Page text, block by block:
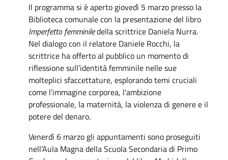
Il programma si è aperto giovedì 5 marzo presso la
Biblioteca comunale con la presentazione del libro
Imperfetto femminiledella scrittrice Daniela Nurra.
Nel dialogo con il relatore Daniele Rocchi, la
scrittrice ha offerto al pubblico un momento di
riflessione sull’identità femminile nelle sue
molteplici sfaccettature, esplorando temi cruciali
come l'immagine corporea, l'ambizione
professionale, la maternità, la violenza di genere e il
potere del denaro.
Venerdì 6 marzo gli appuntamenti sono proseguiti
nell’Aula Magna della Scuola Secondaria di Primo